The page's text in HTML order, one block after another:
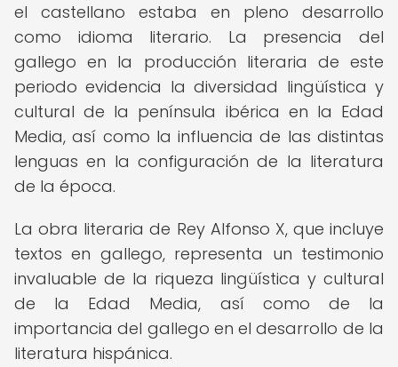
el castellano estaba en pleno desarrollo
como idioma literario. La presencia del
gallego en la producción literaria de este
periodo evidencia la diversidad lingüística y
cultural de la península ibérica en la Edad
Media, así como la influencia de las distintas
lenguas en la configuración de la literatura
de la época.
La obra literaria de Rey Alfonso X, que incluye
textos en gallego, representa un testimonio
invaluable de la riqueza lingüística y cultural
de la Edad Media, así como de la
importancia del gallego en el desarrollo de la
literatura hispánica.